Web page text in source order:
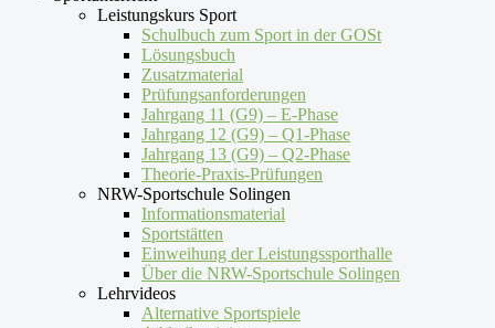
Leistungskurs Sport
Schulbuch zum Sport in der GOSt
Lösungsbuch
Zusatzmaterial
Prüfungsanforderungen
Jahrgang 11 (G9) – E-Phase
Jahrgang 12 (G9) – Q1-Phase
Jahrgang 13 (G9) – Q2-Phase
Theorie-Praxis-Prüfungen
NRW-Sportschule Solingen
Informationsmaterial
Sportstätten
Einweihung der Leistungssporthalle
Über die NRW-Sportschule Solingen
Lehrvideos
Alternative Sportspiele